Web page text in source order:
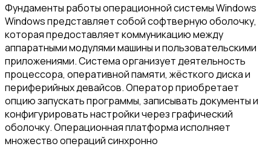
Фундаменты работы операционной системы Windows
Windows представляет собой софтверную оболочку,
которая предоставляет коммуникацию между
аппаратными модулями машины и пользовательскими
приложениями. Система организует деятельность
процессора, оперативной памяти, жёсткого диска и
периферийных девайсов. Оператор приобретает
опцию запускать программы, записывать документы и
конфигурировать настройки через графический
оболочку. Операционная платформа исполняет
множество операций синхронно